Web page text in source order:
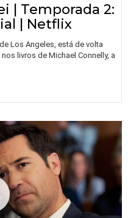
| Temporada 2:
| Netflix
Los Angeles, está de volta
livros de Michael Connelly, a